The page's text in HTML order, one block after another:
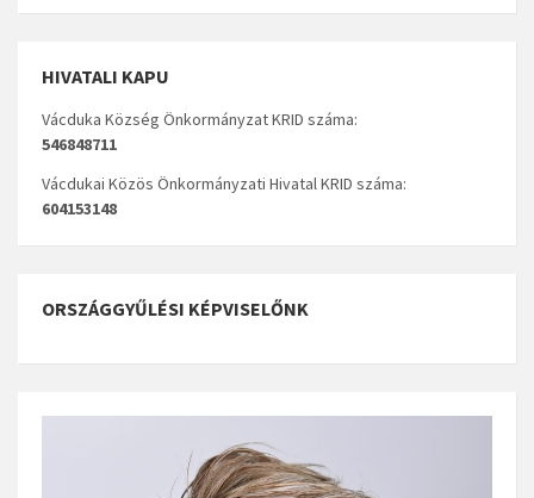
HIVATALI KAPU
Vácduka Község Önkormányzat KRID száma:
546848711
Vácdukai Közös Önkormányzati Hivatal KRID száma:
604153148
ORSZÁGGYŰLÉSI KÉPVISELŐNK